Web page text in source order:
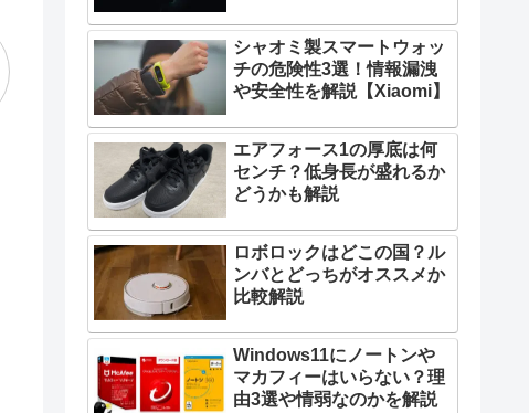
シャオミ製スマートウォッ
チの危険性3選！情報漏洩
や安全性を解説【Xiaomi】
エアフォース1の厚底は何
センチ？低身長が盛れるか
どうかも解説
ロボロックはどこの国？ル
ンバとどっちがオススメか
比較解説
Windows11にノートンや
マカフィーはいらない？理
由3選や情弱なのかを解説